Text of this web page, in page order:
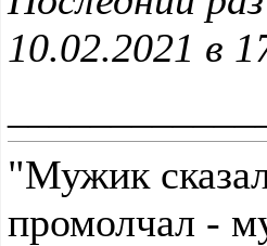
10.02.2021 в
"Мужик
промолчал -